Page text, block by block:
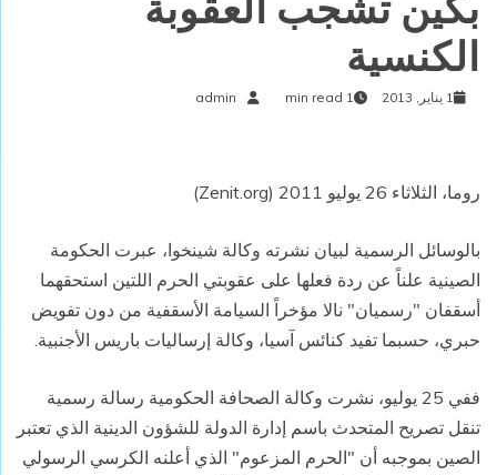
الكنسية
1 يناير, 2013 1 min read
admin
روما، الثلاثاء 26 يوليو 2011 (Zenit.org)
بالوسائل الرسمية لبيان نشرته وكالة شينخوا، عبرت الحكومة
الصينية علناً عن ردة فعلها على عقوبتي الحرم اللتين استحقهما
أسقفان "رسميان" نالا مؤخراً السيامة الأسقفية من دون تفويض
حبري، حسبما تفيد كنائس آسيا، وكالة إرساليات باريس الأجنبية.
ففي 25 يوليو، نشرت وكالة الصحافة الحكومية رسالة رسمية
تنقل تصريح المتحدث باسم إدارة الدولة للشؤون الدينية الذي تعتبر
الصين بموجبه أن "الحرم المزعوم" الذي أعلنه الكرسي الرسولي